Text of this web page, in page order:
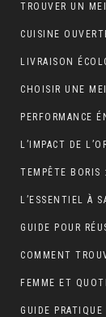
L’ESSENTIEL À
GUIDE POUR